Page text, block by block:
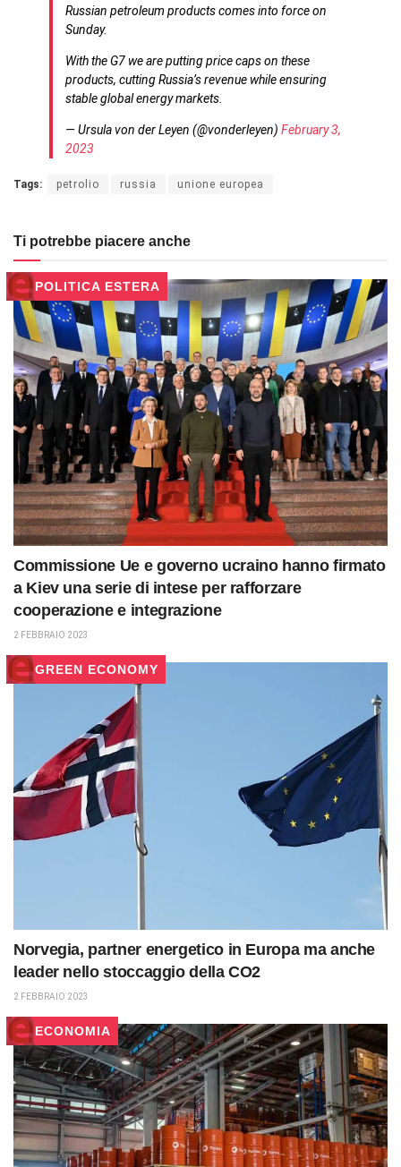
Russian petroleum products comes into force on
Sunday.
With the G7 we are putting price caps on these
products, cutting Russia’s revenue while ensuring
stable global energy markets.
— Ursula von der Leyen (@vonderleyen) February 3,
2023
Tags: petrolio russia unione europea
Ti potrebbe piacere anche
POLITICA ESTERA
Commissione Ue e governo ucraino hanno firmato
a Kiev una serie di intese per rafforzare
cooperazione e integrazione
2 FEBBRAIO 2023
GREEN ECONOMY
Norvegia, partner energetico in Europa ma anche
leader nello stoccaggio della CO2
2 FEBBRAIO 2023
ECONOMIA